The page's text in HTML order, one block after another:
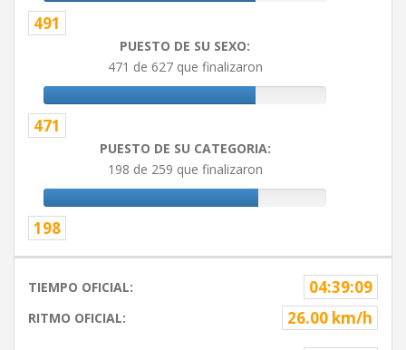
491
PUESTO DE SU SEXO:
471 de 627 que finalizaron
471
PUESTO DE SU CATEGORIA:
198 de 259 que finalizaron
198
TIEMPO OFICIAL: 04:39:09
RITMO OFICIAL: 26.00 km/h